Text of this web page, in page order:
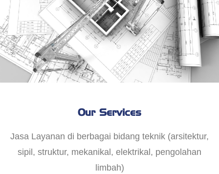
Our Services
Jasa Layanan di berbagai bidang teknik (arsitektur,
sipil, struktur, mekanikal, elektrikal, pengolahan
limbah)